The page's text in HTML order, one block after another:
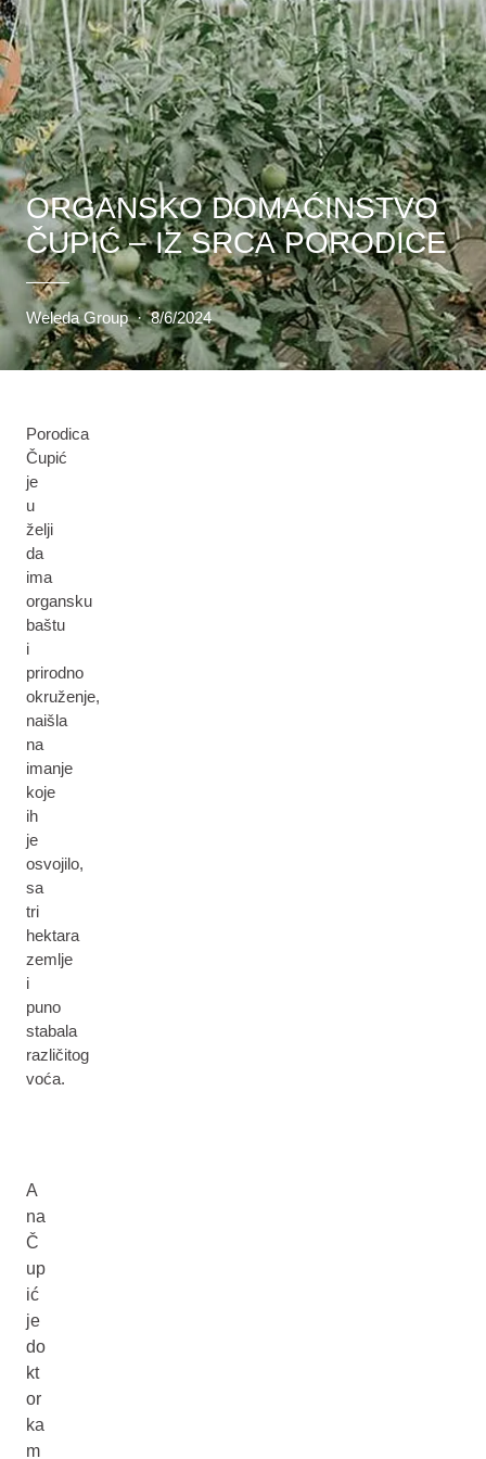
ORGANSKO DOMAĆINSTVO
ČUPIĆ – IZ SRCA PORODICE
Weleda Group · 8/6/2024
Porodica
Čupić
je
u
želji
da
ima
organsku
baštu
i
prirodno
okruženje,
naišla
na
imanje
koje
ih
je
osvojilo,
sa
tri
hektara
zemlje
i
puno
stabala
različitog
voća.
A
na
Č
up
ić
je
do
kt
or
ka
m